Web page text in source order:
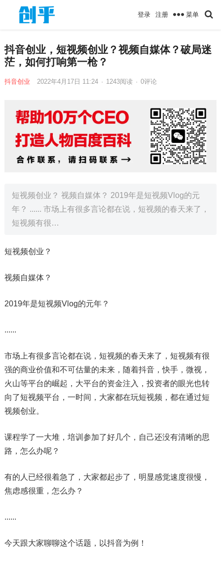
登录 注册 菜单
抖音创业，短视频创业？视频自媒体？破局迷
茫，如何打响第一枪？
抖音创业 2022年4月17日 11:24 · 1243阅读 · 0评论
短视频创业？ 视频自媒体？ 2019年是短视频Vlog的元
年？ ...... 市场上有很多言论都在说，短视频的春天来了，
短视频有很…
短视频创业？
视频自媒体？
2019年是短视频Vlog的元年？
......
市场上有很多言论都在说，短视频的春天来了，短视频有很
强的商业价值和不可估量的未来，随着抖音，快手，微视，
火山等平台的崛起，大平台的资金注入，投资者的眼光也转
向了短视频平台，一时间，大家都在玩短视频，都在通过短
视频创业。
课程学了一大堆，培训参加了好几个，自己还没有清晰的思
路，怎么办呢？
有的人已经很着急了，大家都起步了，明显感觉速度很慢，
焦虑感很重，怎么办？
......
今天跟大家聊聊这个话题，以抖音为例！